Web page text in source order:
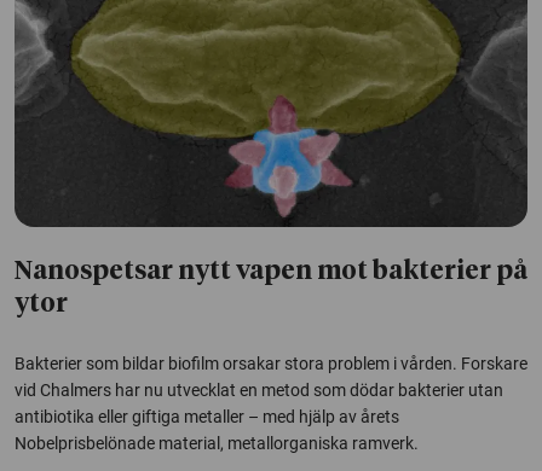
Nanospetsar nytt vapen mot bakterier på
ytor
Bakterier som bildar biofilm orsakar stora problem i vården. Forskare
vid Chalmers har nu utvecklat en metod som dödar bakterier utan
antibiotika eller giftiga metaller – med hjälp av årets
Nobelprisbelönade material, metallorganiska ramverk.